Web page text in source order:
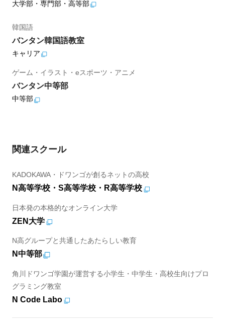
大学部・専門部・高等部
韓国語
バンタン韓国語教室
キャリア
ゲーム・イラスト・eスポーツ・アニメ
バンタン中等部
中等部
関連スクール
KADOKAWA・ドワンゴが創るネットの高校
N高等学校・S高等学校・R高等学校
日本発の本格的なオンライン大学
ZEN大学
N高グループと共通したあたらしい教育
N中等部
角川ドワンゴ学園が運営する小学生・中学生・高校生向けプロ
グラミング教室
N Code Labo